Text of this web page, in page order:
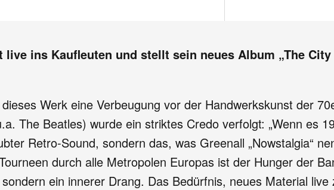
ins Kaufleuten und stellt sein neues Album „The
Werk eine Verbeugung vor der Handwerkskunst der
The Beatles) wurde ein striktes Credo verfolgt: „Wenn es
Retro-Sound, sondern das, was Greenall „Nowstalgia“
durch alle Metropolen Europas ist der Hunger der
ein innerer Drang. Das Bedürfnis, neues Material